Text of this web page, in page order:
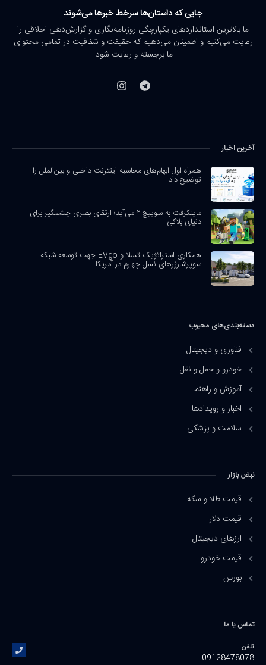
جایی که داستان‌ها سرخط خبرها می‌شوند
ما بالاترین استانداردهای یکپارچگی روزنامه‌نگاری و گزارش‌دهی اخلاقی را
رعایت می‌کنیم و اطمینان می‌دهیم که حقیقت و شفافیت در تمامی محتوای
ما برجسته و رعایت شود.
آخرین اخبار
همراه اول ابهام‌های محاسبه اینترنت داخلی و بین‌الملل را
توضیح داد
ماینکرفت به سوییچ ۲ می‌آید؛ ارتقای بصری چشمگیر برای
دنیای بلاکی
همکاری استراتژیک تسلا و EVgo جهت توسعه شبکه
سوپرشارژرهای نسل چهارم در آمریکا
دسته‌بندی‌های محبوب
فناوری و دیجیتال
خودرو و حمل و نقل
آموزش و راهنما
اخبار و رویدادها
سلامت و پزشکی
نبض بازار
قیمت طلا و سکه
قیمت دلار
ارزهای دیجیتال
قیمت خودرو
بورس
تماس یا ما
تلفن
09128478078